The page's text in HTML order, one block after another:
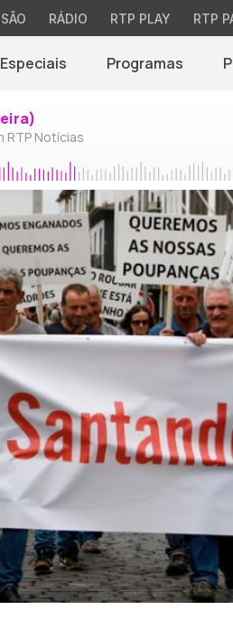
RÁDIO RTP PLAY RTP
Especiais Programas
RTP Notícias